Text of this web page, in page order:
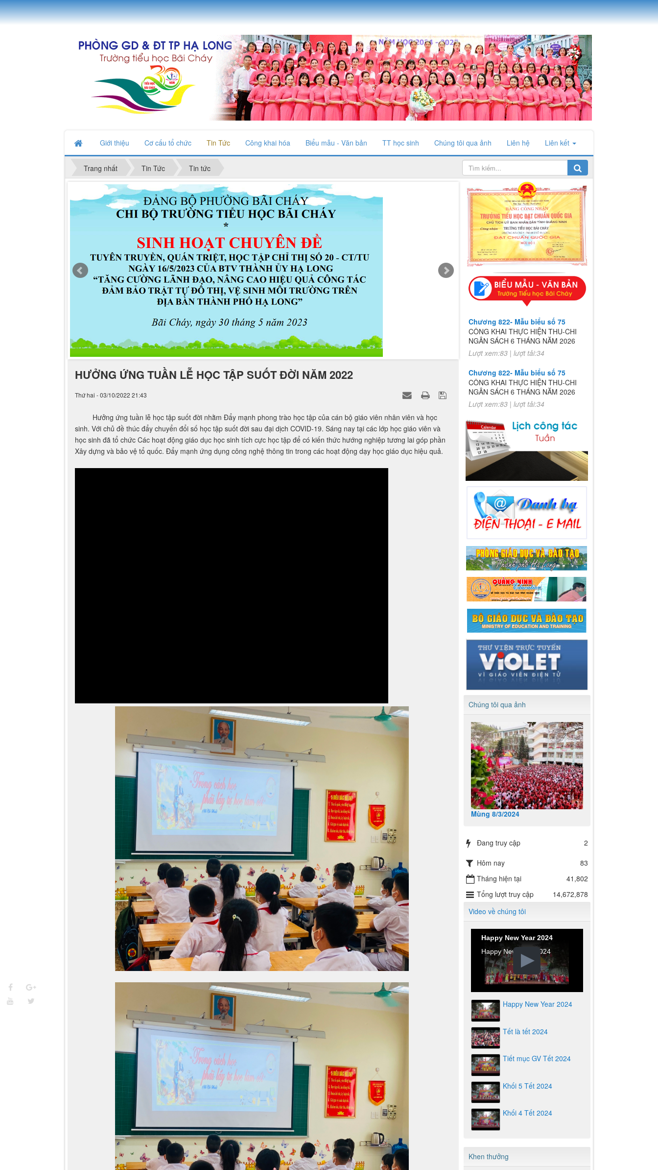
Giới thiệu Cơ cấu tổ chức Tin Tức Công khai hóa Biểu mẫu - Văn bản TT học sinh Chúng tôi qua ảnh Liên hệ Liên kết
Trang nhất Tin Tức Tin tức
HƯỞNG ỨNG TUẦN LỄ HỌC TẬP SUỐT ĐỜI NĂM 2022
Thứ hai - 03/10/2022 21:43
Hưởng ứng tuần lễ học tập suốt đời nhằm Đẩy mạnh phong trào học tập của cán bộ giáo viên nhân viên và học
sinh. Với chủ đề thúc đẩy chuyển đổi số học tập suốt đời sau đại dịch COVID-19. Sáng nay tại các lớp học giáo viên và
Chương 822- Mẫu biểu số 75
CÔNG KHAI THỰC HIỆN THU-CHI
NGÂN SÁCH 6 THÁNG NĂM 2026
Lượt xem:83 | lượt tải:34
Chương 822- Mẫu biểu số 75
CÔNG KHAI THỰC HIỆN THU-CHI
NGÂN SÁCH 6 THÁNG NĂM 2026
Lượt xem:83 | lượt tải:34
Chúng tôi qua ảnh
Mùng 8/3/2024
Đang truy cập 2
Hôm nay
83
Tháng hiện tại
41,802
Tổng lượt truy cập
14,672,878
Video về chúng tôi
Happy New Year 2024
Happy New Year 2024
Happy New Year 2024
Tết là tết 2024
Tiết mục GV Tết 2024
Khối 5 Tết 2024
Khối 4 Tết 2024
Khen thưởng